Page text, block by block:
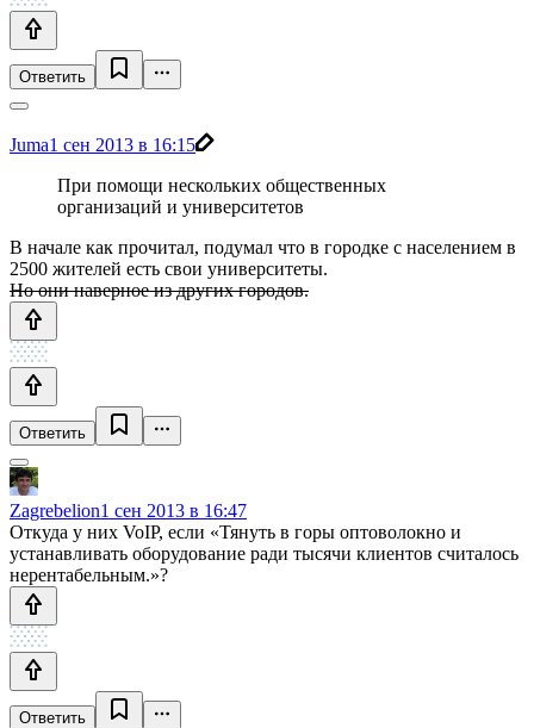
Ответить
Juma1 сен 2013 в 16:15
При помощи нескольких общественных
организаций и университетов
В начале как прочитал, подумал что в городке с населением в
2500 жителей есть свои университеты.
Но они наверное из других городов.
Ответить
Zagrebelion1 сен 2013 в 16:47
Откуда у них VoIP, если «Тянуть в горы оптоволокно и
устанавливать оборудование ради тысячи клиентов считалось
нерентабельным.»?
Ответить